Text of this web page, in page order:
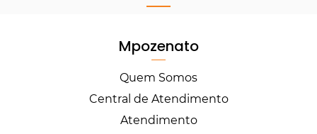
Mpozenato
Quem Somos
Central de Atendimento
Atendimento